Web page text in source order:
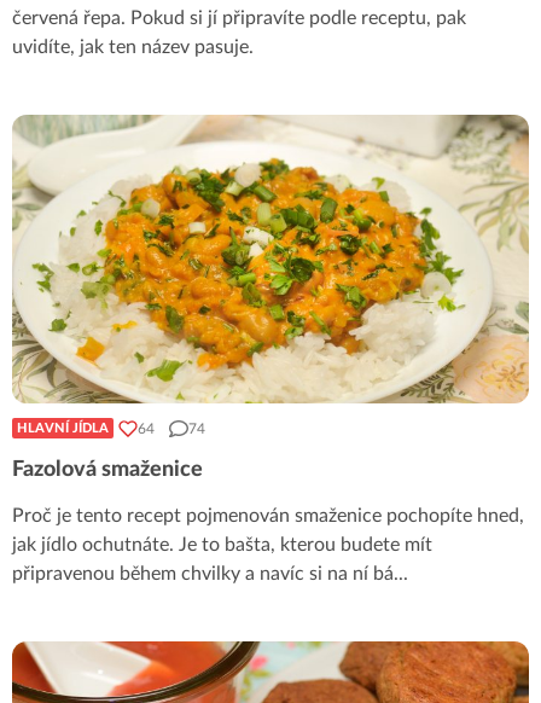
červená řepa. Pokud si jí připravíte podle receptu, pak
uvidíte, jak ten název pasuje.
HLAVNÍ JÍDLA 64 74
Fazolová smaženice
Proč je tento recept pojmenován smaženice pochopíte hned,
jak jídlo ochutnáte. Je to bašta, kterou budete mít
připravenou během chvilky a navíc si na ní bá...